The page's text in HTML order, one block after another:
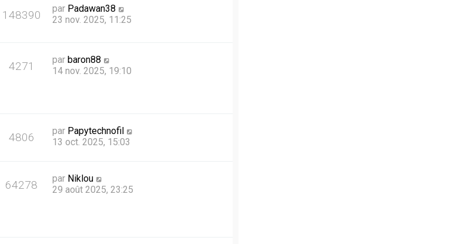
148390 par Padawan38
23 nov. 2025, 11:25
4271 par baron88
14 nov. 2025, 19:10
4806 par Papytechnofil
13 oct. 2025, 15:03
64278 par Niklou
29 août 2025, 23:25